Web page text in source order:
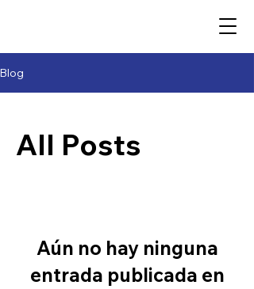
Blog
All Posts
Aún no hay ninguna
entrada publicada en